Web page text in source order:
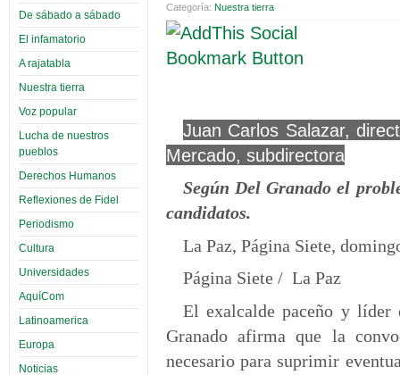
De sábado a sábado
El infamatorio
A rajatabla
Nuestra tierra
Voz popular
Lucha de nuestros
pueblos
Derechos Humanos
Reflexiones de Fidel
Periodismo
Cultura
Universidades
AquíCom
Latinoamerica
Europa
Noticias
Categoría: Nuestra tierra
Juan Carlos Salazar,
Mercado, subdirectora
Según Del Granado el
candidatos.
La Paz, Página Siete,
Página Siete / La Paz
El exalcalde paceño y líder
Granado afirma que la
necesario para suprimir